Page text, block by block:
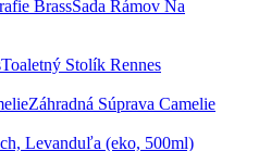
Sada Rámov Na
Toaletný Stolík Rennes
Záhradná Súprava Camelie